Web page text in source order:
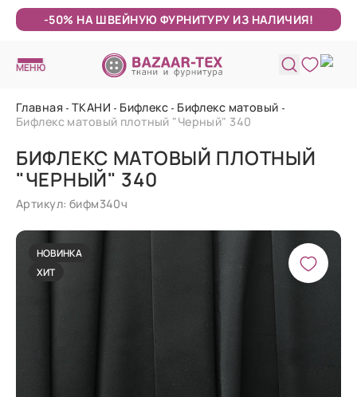
-50% НА ШВЕЙНУЮ ФУРНИТУРУ ИЗ НАЛИЧИЯ!
МЕНЮ
Главная ТКАНИ Бифлекс
Бифлекс матовый
Бифлекс матовый плотный "Черный" 340
БИФЛЕКС МАТОВЫЙ ПЛОТНЫЙ
"ЧЕРНЫЙ" 340
Артикул: бифм340ч
НОВИНКА
ХИТ